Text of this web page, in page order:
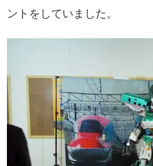
ントをしていました。